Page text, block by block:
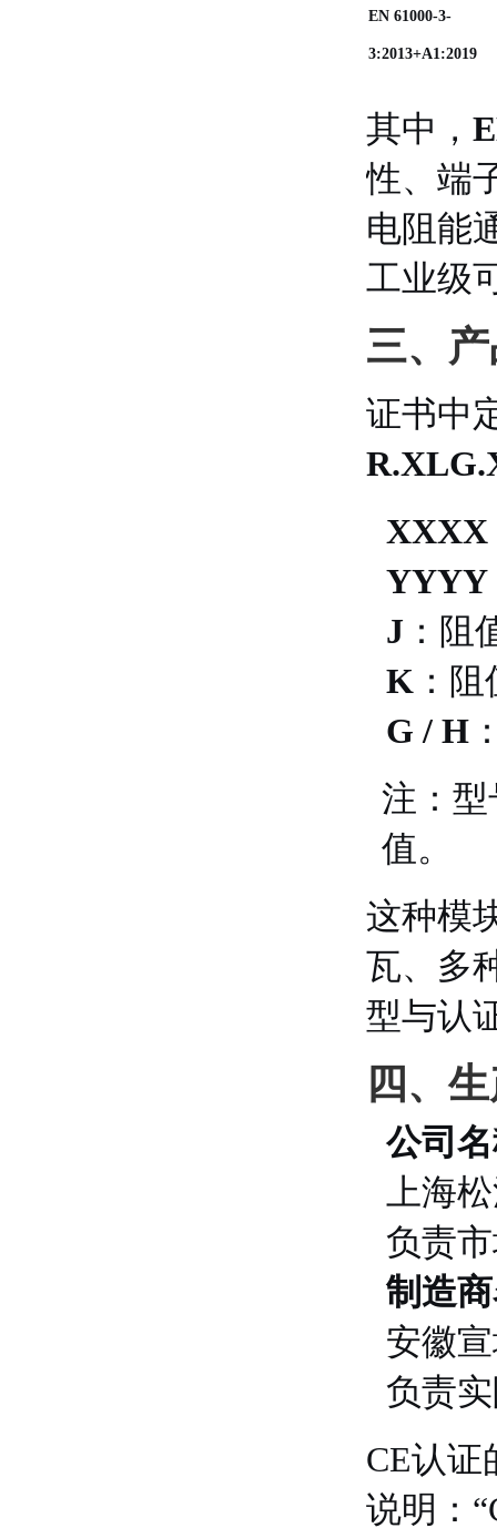
EN 61000-3-
3:2013+A1:2019
其中，
性、端
电阻能
工业级
三、
证书中
XXXX
YYYY
J ：阻
K ：
G / H
注：型
值。
这种模
瓦、多
型与认
四、
公司
上海
负责
制造
安徽
负责
CE认证
说明：